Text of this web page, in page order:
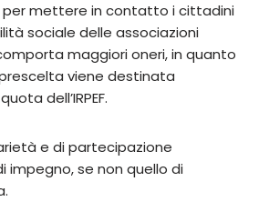
per mettere in contatto i cittadini
sociale delle associazioni
maggiori oneri, in quanto
viene destinata
dell’IRPEF.
e di partecipazione
impegno, se non quello di